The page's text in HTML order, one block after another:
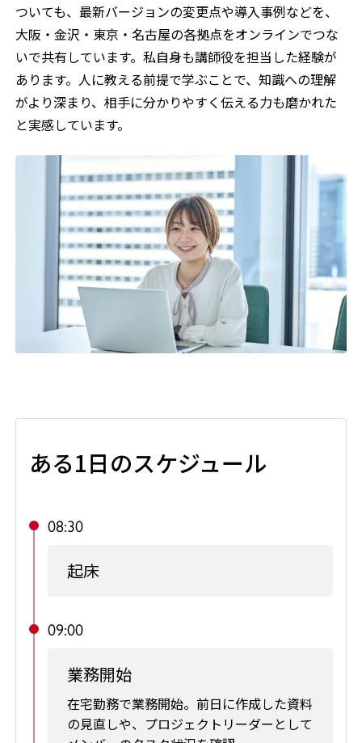
ついても、最新バージョンの変更点や導入事例などを、
大阪・金沢・東京・名古屋の各拠点をオンラインでつな
いで共有しています。私自身も講師役を担当した経験が
あります。人に教える前提で学ぶことで、知識への理解
がより深まり、相手に分かりやすく伝える力も磨かれた
と実感しています。
ある1日のスケジュール
08:30
起床
09:00
業務開始
在宅勤務で業務開始。前日に作成した資料
の見直しや、プロジェクトリーダーとして